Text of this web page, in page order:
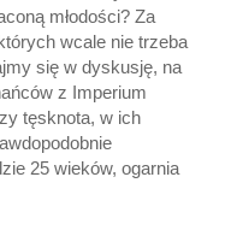
młodości? Za
wcale nie trzeba
się w dyskusję, na
z Imperium
tęsknota, w ich
25 wieków, ogarnia